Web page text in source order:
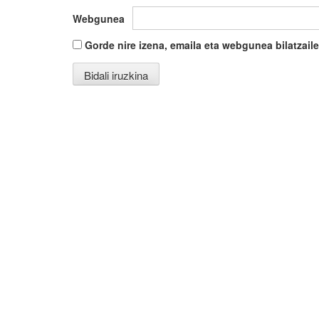
Webgunea
Gorde nire izena, emaila eta webgunea